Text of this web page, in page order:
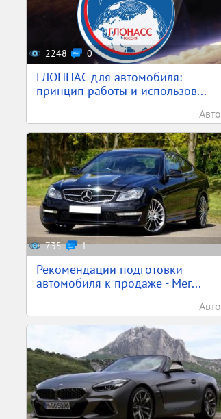
2248 0
ГЛОННАС для автомобиля:
принцип работы и использов...
Авто
735 1
Рекомендации подготовки
автомобиля к продаже - Мег...
Авто